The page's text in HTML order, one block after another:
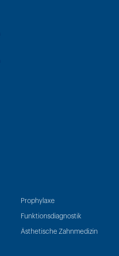
Prophylaxe
Funktionsdiagnostik
Ästhetische Zahnmedizin